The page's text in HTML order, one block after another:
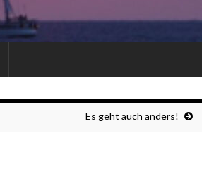
Es geht auch anders!